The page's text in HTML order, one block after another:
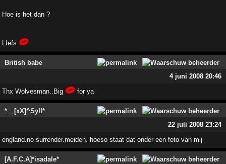
Hoe is het dan ?
LIefs
British babe
4 juni 2008 20:46
Thx Wolvesman..Big for ya
*__[xX]^Syll*
22 juli 2008 23:24
england.no surrender.meiden. hoeso staat dat onder een foto van mij
[A.F.C.A]*isadale*